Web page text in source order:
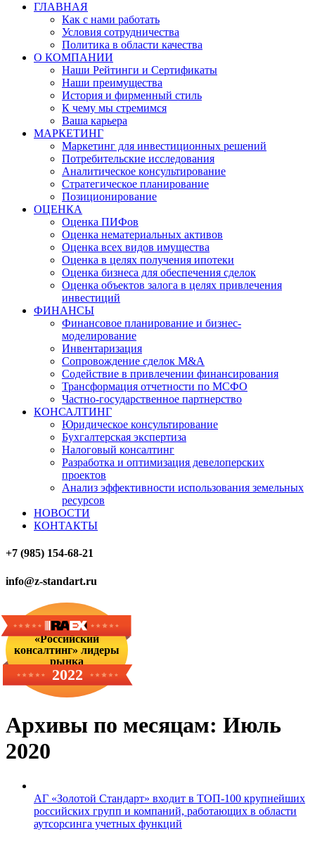
ГЛАВНАЯ
Как с нами работать
Условия сотрудничества
Политика в области качества
О КОМПАНИИ
Наши Рейтинги и Сертификаты
Наши преимущества
История и фирменный стиль
К чему мы стремимся
Ваша карьера
МАРКЕТИНГ
Маркетинг для инвестиционных решений
Потребительские исследования
Аналитическое консультирование
Стратегическое планирование
Позиционирование
ОЦЕНКА
Оценка ПИФов
Оценка нематериальных активов
Оценка всех видов имущества
Оценка в целях получения ипотеки
Оценка бизнеса для обеспечения сделок
Оценка объектов залога в целях привлечения
инвестиций
ФИНАНСЫ
Финансовое планирование и бизнес-
моделирование
Инвентаризация
Сопровождение сделок M&A
Содействие в привлечении финансирования
Трансформация отчетности по МСФО
Частно-государственное партнерство
КОНСАЛТИНГ
Юридическое консультирование
Бухгалтерская экспертиза
Налоговый консалтинг
Разработка и оптимизация девелоперских
проектов
Анализ эффективности использования земельных
ресурсов
НОВОСТИ
КОНТАКТЫ
+7 (985) 154-68-21
info@z-standart.ru
«Российский
консалтинг» лидеры
рынка
2022
Архивы по месяцам: Июль
2020
АГ «Золотой Стандарт» входит в ТОП-100 крупнейших
российских групп и компаний, работающих в области
аутсорсинга учетных функций